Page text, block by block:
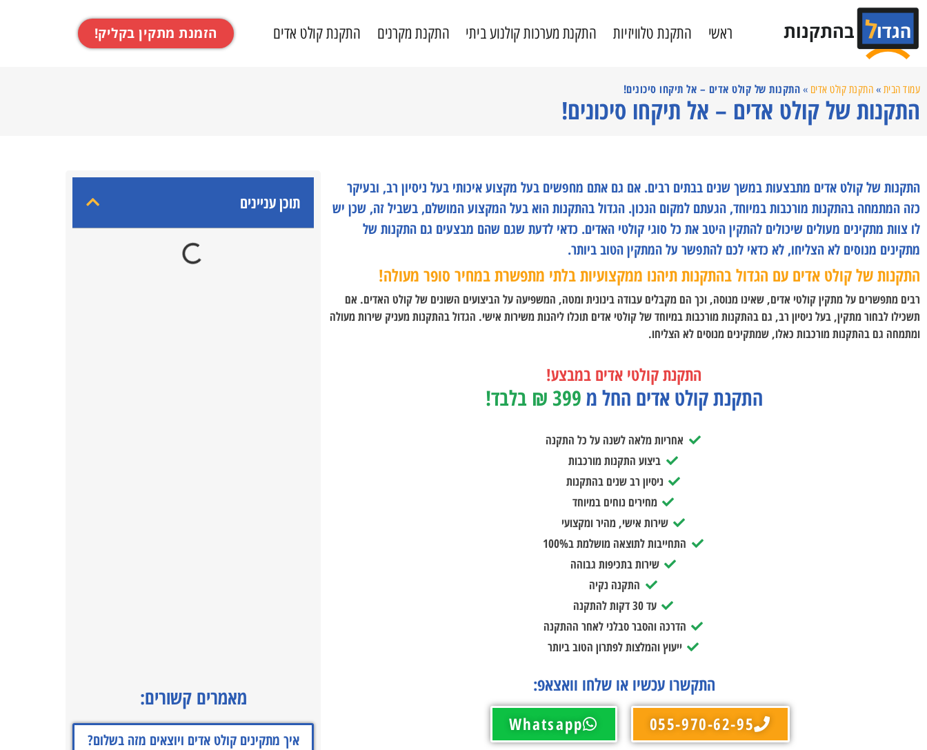
ראשי התקנת טלוויזיות התקנת מערכות קולנוע ביתי התקנת מקרנים התקנת קולט אדים הזמנת מתקין בקליק!
עמוד הבית » התקנת קולט אדים » התקנות של קולט אדים – אל תיקחו סיכונים!
התקנות של קולט אדים – אל תיקחו סיכונים!
התקנות של קולט אדים מתבצעות במשך שנים בבתים רבים. אם גם אתם מחפשים בעל מקצוע איכותי בעל ניסיון רב, ובעיקר
כזה המתמחה בהתקנות מורכבות במיוחד, הגעתם למקום הנכון. הגדול בהתקנות הוא בעל המקצוע המושלם, בשביל זה, שכן יש
לו צוות מתקינים מעולים שיכולים להתקין היטב את כל סוגי קולטי האדים. כדאי לדעת שגם שהם מבצעים גם התקנות של
מתקינים מנוסים לא הצליחו, לא כדאי לכם להתפשר על המתקין הטוב ביותר.
התקנות של קולט אדים עם הגדול בהתקנות תיהנו ממקצועיות בלתי מתפשרת במחיר סופר מעולה!
רבים מתפשרים על מתקין קולטי אדים, שאינו מנוסה, וכך הם מקבלים עבודה בינונית ומטה, המשפיעה על הביצועים השונים של קולט האדים. אם
תשכילו לבחור מתקין, בעל ניסיון רב, גם בהתקנות מורכבות במיוחד של קולטי אדים תוכלו ליהנות משירות אישי. הגדול בהתקנות מעניק שירות מעולה
ומתמחה גם בהתקנות מורכבות כאלו, שמתקינים מנוסים לא הצליחו.
התקנת קולטי אדים במבצע!
התקנת קולט אדים החל מ399 ₪ בלבד!
אחריות מלאה לשנה על כל התקנה
ביצוע התקנות מורכבות
ניסיון רב שנים בהתקנות
מחירים נוחים במיוחד
שירות אישי, מהיר ומקצועי
התחייבות לתוצאה מושלמת ב100%
שירות בתכיפות גבוהה
התקנה נקיה
עד 30 דקות להתקנה
הדרכה והסבר סבלני לאחר ההתקנה
ייעוץ והמלצות לפתרון הטוב ביותר
התקשרו עכשיו או שלחו וואצאפ:
055-970-62-95
Whatsapp
תוכן עניינים
מאמרים קשורים:
איך מתקינים קולט אדים ויוצאים מזה בשלום?